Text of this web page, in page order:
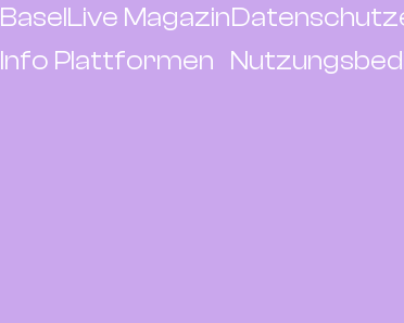
BaselLive Magazin
Info Plattformen